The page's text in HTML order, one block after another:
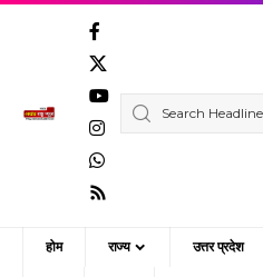
होम राज्य उत्तर प्रदेश